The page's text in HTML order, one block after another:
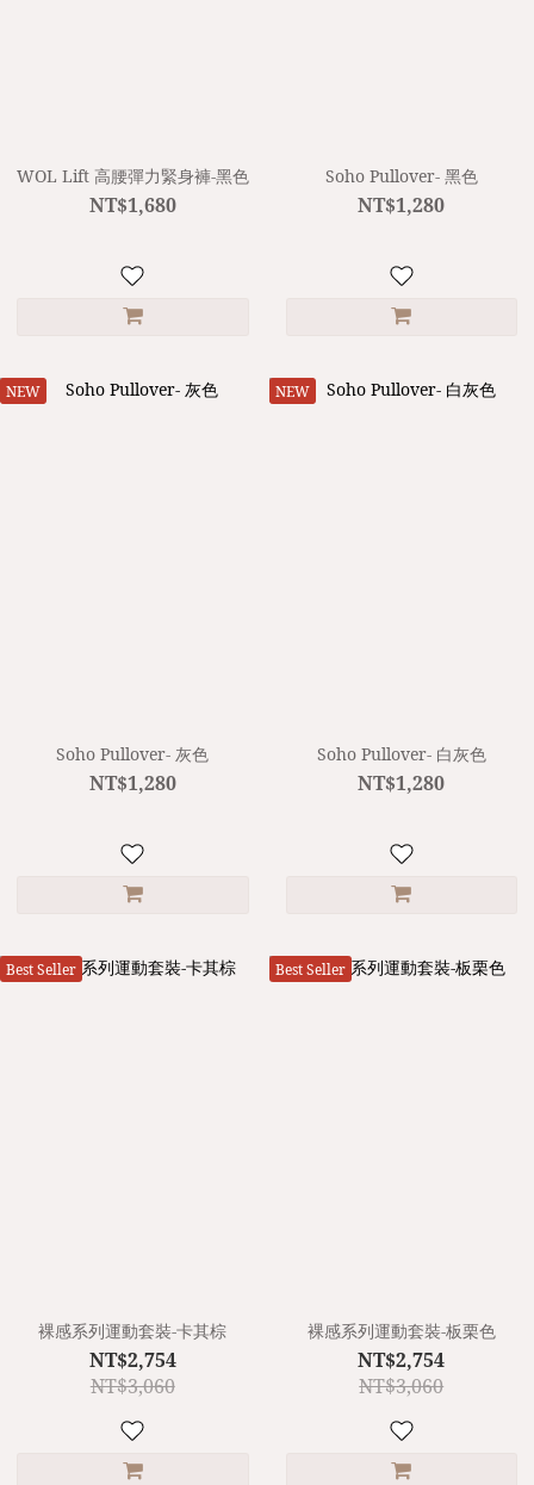
WOL Lift 高腰彈力緊身褲-黑色
NT$1,680
Soho Pullover- 黑色
NT$1,280
NEW
Soho Pullover- 灰色
NT$1,280
NEW
Soho Pullover- 白灰色
NT$1,280
Best Seller
裸感系列運動套裝-卡其棕
NT$2,754
NT$3,060
Best Seller
裸感系列運動套裝-板栗色
NT$2,754
NT$3,060